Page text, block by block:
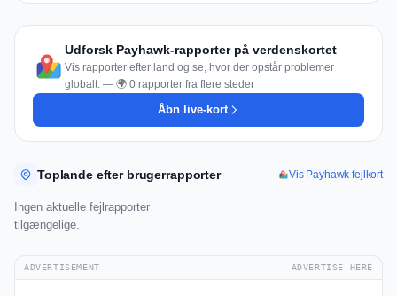
Udforsk Payhawk-rapporter på verdenskortet
Vis rapporter efter land og se, hvor der opstår problemer
globalt. — 🌍 0 rapporter fra flere steder
Åbn live-kort
Toplande efter brugerrapporter Vis Payhawk fejlkort
Ingen aktuelle fejlrapporter
tilgængelige.
ADVERTISEMENT ADVERTISE HERE